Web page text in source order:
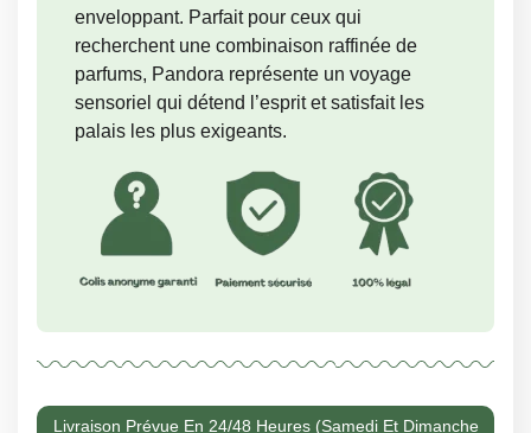
enveloppant. Parfait pour ceux qui
recherchent une combinaison raffinée de
parfums, Pandora représente un voyage
sensoriel qui détend l’esprit et satisfait les
palais les plus exigeants.
Livraison Prévue En 24/48 Heures (samedi Et Dimanche